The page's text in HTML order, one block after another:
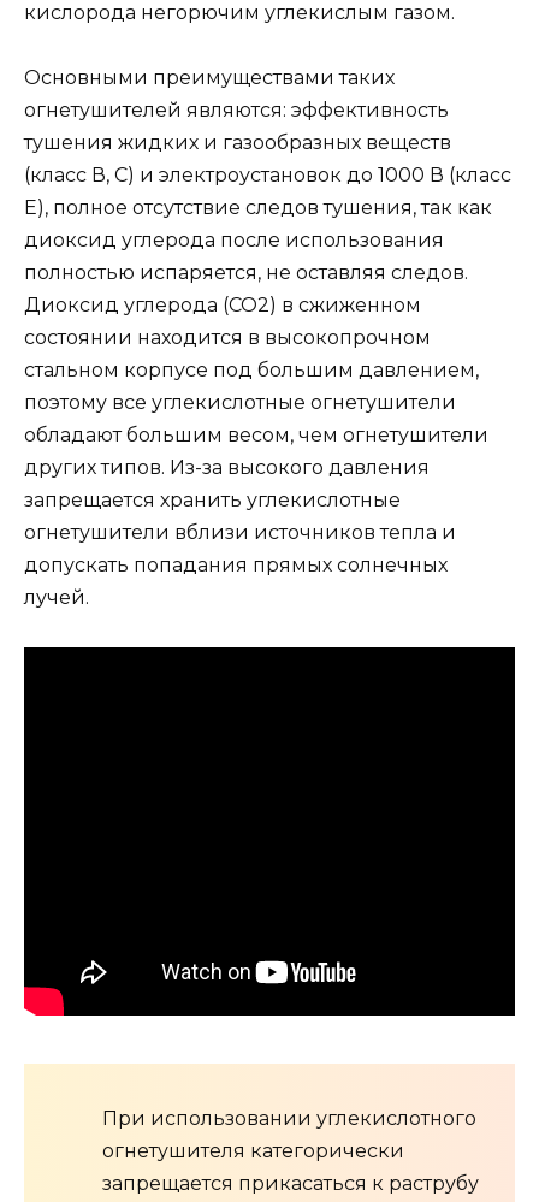
кислорода негорючим углекислым газом.
Основными преимуществами таких
огнетушителей являются: эффективность
тушения жидких и газообразных веществ
(класс В, С) и электроустановок до 1000 В (класс
Е), полное отсутствие следов тушения, так как
диоксид углерода после использования
полностью испаряется, не оставляя следов.
Диоксид углерода (CO2) в сжиженном
состоянии находится в высокопрочном
стальном корпусе под большим давлением,
поэтому все углекислотные огнетушители
обладают большим весом, чем огнетушители
других типов. Из-за высокого давления
запрещается хранить углекислотные
огнетушители вблизи источников тепла и
допускать попадания прямых солнечных
лучей.
При использовании углекислотного
огнетушителя категорически
запрещается прикасаться к раструбу